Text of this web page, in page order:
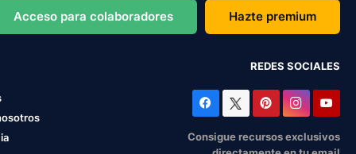
Acceso para colaboradores Hazte premium
REDES SOCIALES
Consigue recursos exclusivos